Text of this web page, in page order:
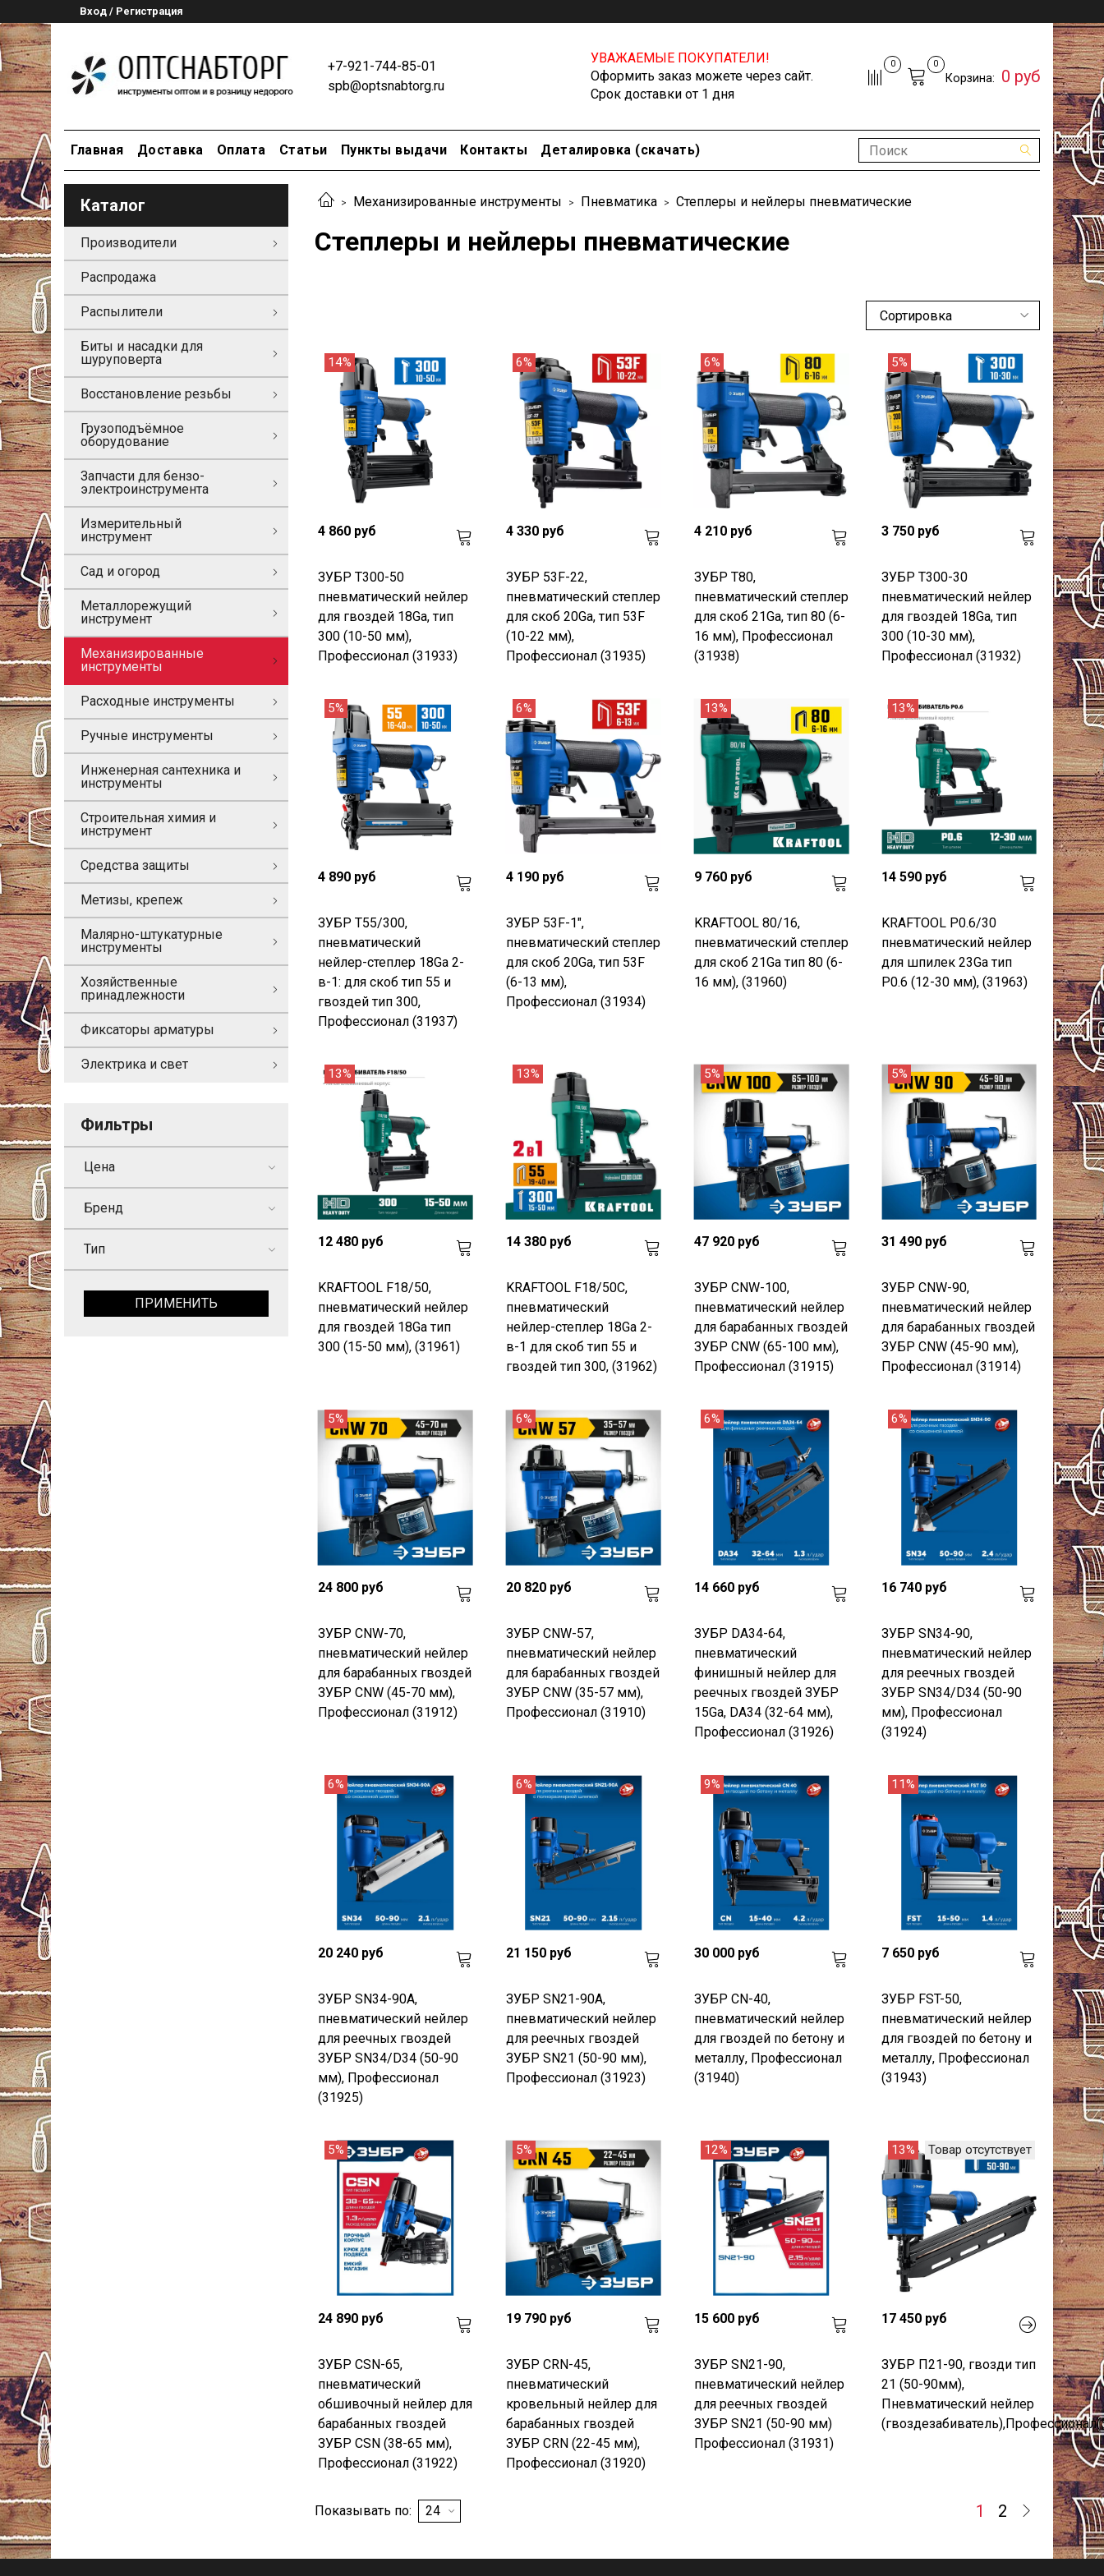
Вход / Регистрация
+7-921-744-85-01
spb@optsnabtorg.ru
УВАЖАЕМЫЕ ПОКУПАТЕЛИ!
Оформить заказ можете через сайт.
Срок доставки от 1 дня
0 0
Корзина: 0 руб
Главная Доставка Оплата Статьи Пункты выдачи Контакты Деталировка (скачать)
Механизированные инструменты Пневматика Степлеры и нейлеры пневматические
Степлеры и нейлеры пневматические
14%
4 860 руб
ЗУБР Т300-50
пневматический нейлер
для гвоздей 18Ga, тип
300 (10-50 мм),
Профессионал (31933)
6%
4 330 руб
ЗУБР 53F-22,
пневматический степлер
для скоб 20Ga, тип 53F
(10-22 мм),
Профессионал (31935)
6%
4 210 руб
ЗУБР Т80,
пневматический степлер
для скоб 21Ga, тип 80 (6-
16 мм), Профессионал
(31938)
5%
3 750 руб
ЗУБР Т300-30
пневматический нейлер
для гвоздей 18Ga, тип
300 (10-30 мм),
Профессионал (31932)
5%
4 890 руб
ЗУБР Т55/300,
пневматический
нейлер-степлер 18Ga 2-
в-1: для скоб тип 55 и
гвоздей тип 300,
Профессионал (31937)
6%
4 190 руб
ЗУБР 53F-1",
пневматический степлер
для скоб 20Ga, тип 53F
(6-13 мм),
Профессионал (31934)
13%
9 760 руб
KRAFTOOL 80/16,
пневматический степлер
для скоб 21Ga тип 80 (6-
16 мм), (31960)
13%
14 590 руб
KRAFTOOL P0.6/30
пневматический нейлер
для шпилек 23Ga тип
P0.6 (12-30 мм), (31963)
13%
12 480 руб
KRAFTOOL F18/50,
пневматический нейлер
для гвоздей 18Ga тип
300 (15-50 мм), (31961)
13%
14 380 руб
KRAFTOOL F18/50C,
пневматический
нейлер-степлер 18Ga 2-
в-1 для скоб тип 55 и
гвоздей тип 300, (31962)
5%
47 920 руб
ЗУБР CNW-100,
пневматический нейлер
для барабанных гвоздей
ЗУБР CNW (65-100 мм),
Профессионал (31915)
5%
31 490 руб
ЗУБР CNW-90,
пневматический нейлер
для барабанных гвоздей
ЗУБР CNW (45-90 мм),
Профессионал (31914)
5%
24 800 руб
ЗУБР CNW-70,
пневматический нейлер
для барабанных гвоздей
ЗУБР CNW (45-70 мм),
Профессионал (31912)
6%
20 820 руб
ЗУБР CNW-57,
пневматический нейлер
для барабанных гвоздей
ЗУБР CNW (35-57 мм),
Профессионал (31910)
6%
14 660 руб
ЗУБР DA34-64,
пневматический
финишный нейлер для
реечных гвоздей ЗУБР
15Ga, DA34 (32-64 мм),
Профессионал (31926)
6%
16 740 руб
ЗУБР SN34-90,
пневматический нейлер
для реечных гвоздей
ЗУБР SN34/D34 (50-90
мм), Профессионал
(31924)
6%
20 240 руб
ЗУБР SN34-90A,
пневматический нейлер
для реечных гвоздей
ЗУБР SN34/D34 (50-90
мм), Профессионал
(31925)
6%
21 150 руб
ЗУБР SN21-90A,
пневматический нейлер
для реечных гвоздей
ЗУБР SN21 (50-90 мм),
Профессионал (31923)
9%
30 000 руб
ЗУБР CN-40,
пневматический нейлер
для гвоздей по бетону и
металлу, Профессионал
(31940)
11%
7 650 руб
ЗУБР FST-50,
пневматический нейлер
для гвоздей по бетону и
металлу, Профессионал
(31943)
5%
24 890 руб
ЗУБР CSN-65,
пневматический
обшивочный нейлер для
барабанных гвоздей
ЗУБР CSN (38-65 мм),
Профессионал (31922)
5%
19 790 руб
ЗУБР CRN-45,
пневматический
кровельный нейлер для
барабанных гвоздей
ЗУБР CRN (22-45 мм),
Профессионал (31920)
12%
15 600 руб
ЗУБР SN21-90,
пневматический нейлер
для реечных гвоздей
ЗУБР SN21 (50-90 мм)
Профессионал (31931)
13% Товар отсутствует
17 450 руб
ЗУБР П21-90, гвозди тип
21 (50-90мм),
Пневматический нейлер
Показывать по: 1 2
Каталог
Производители
Распродажа
Распылители
Биты и насадки для
шуруповерта
Восстановление резьбы
Грузоподъёмное
оборудование
Запчасти для бензо-
электроинструмента
Измерительный
инструмент
Сад и огород
Металлорежущий
инструмент
Механизированные
инструменты
Расходные инструменты
Ручные инструменты
Инженерная сантехника и
инструменты
Строительная химия и
инструмент
Средства защиты
Метизы, крепеж
Малярно-штукатурные
инструменты
Хозяйственные
принадлежности
Фиксаторы арматуры
Электрика и свет
Фильтры
Цена
Бренд
Тип
ПРИМЕНИТЬ